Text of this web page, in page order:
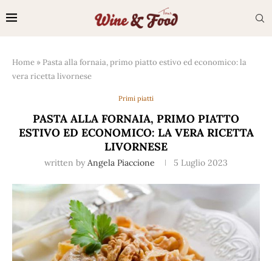
Home » Pasta alla fornaia, primo piatto estivo ed economico: la
vera ricetta livornese
Primi piatti
PASTA ALLA FORNAIA, PRIMO PIATTO
ESTIVO ED ECONOMICO: LA VERA RICETTA
LIVORNESE
written by Angela Piaccione 5 Luglio 2023